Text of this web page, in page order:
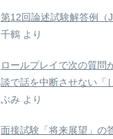
第12回論述試験解答例（
千鶴 より
ロールプレイで次の質問
談で話を中断させない「
ぶみ より
面接試験「将来展望」の